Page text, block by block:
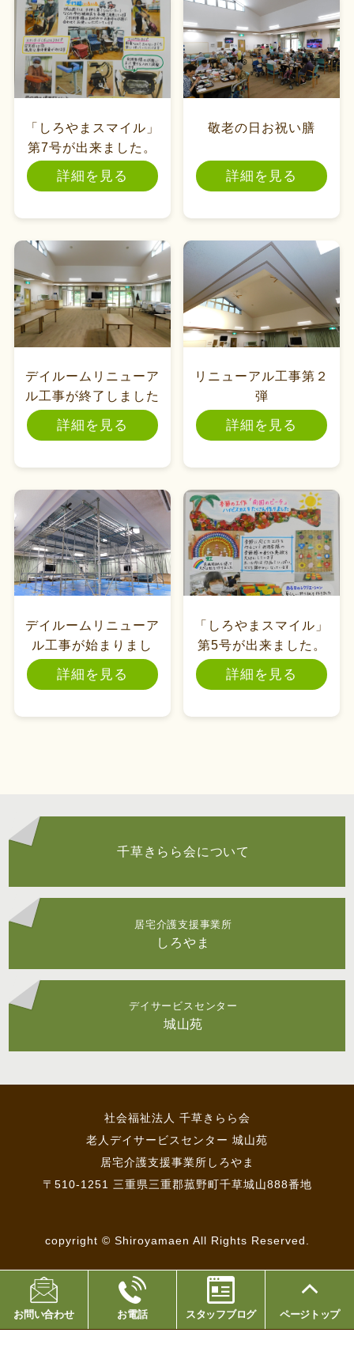
「しろやまスマイル」
第7号が出来ました。
詳細を見る
敬老の日お祝い膳
詳細を見る
デイルームリニューア
ル工事が終了しました
詳細を見る
リニューアル工事第２
弾
詳細を見る
デイルームリニューア
ル工事が始まりまし
た！
詳細を見る
「しろやまスマイル」
第5号が出来ました。
詳細を見る
千草きらら会について
居宅介護支援事業所
しろやま
デイサービスセンター
城山苑
社会福祉法人 千草きらら会
老人デイサービスセンター 城山苑
居宅介護支援事業所しろやま
〒510-1251 三重県三重郡菰野町千草城山888番地
copyright © Shiroyamaen All Rights Reserved.
お問い合わせ お電話 スタッフブログ ページトップ